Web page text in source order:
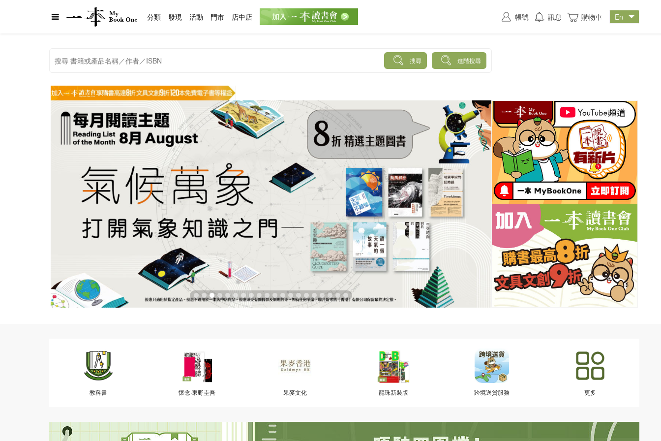
搜尋 進階搜尋
教科書 懷念‧東野圭吾 果麥文化 龍珠新裝版 跨境送貨服務 更多
分類 發現 活動 門市 店中店 帳號 訊息 購物車